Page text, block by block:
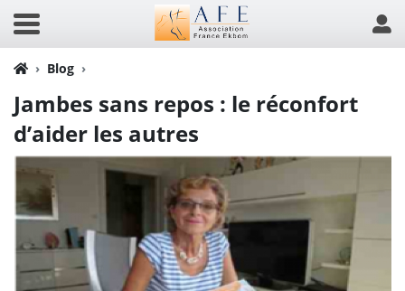
Blog
Jambes sans repos : le réconfort
d’aider les autres